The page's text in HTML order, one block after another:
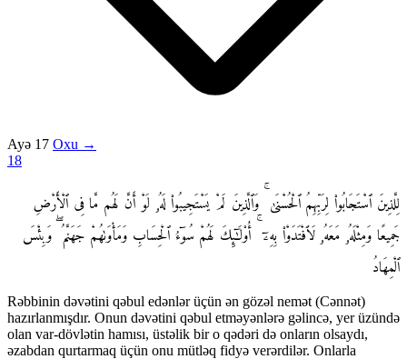
Ayə 17 Oxu →
18
لِلَّذِينَ ٱسْتَجَابُوا۟ لِرَبِّهِمُ ٱلْحُسْنَىٰ ۚ وَٱلَّذِينَ لَمْ يَسْتَجِيبُوا۟ لَهُۥ لَوْ أَنَّ لَهُم مَّا فِى ٱلْأَرْضِ
جَمِيعًا وَمِثْلَهُۥ مَعَهُۥ لَٱفْتَدَوْا۟ بِهِۦٓ ۚ أُو۟لَـٰٓئِكَ لَهُمْ سُوٓءُ ٱلْحِسَابِ وَمَأْوَىٰهُمْ جَهَنَّمُ ۖ وَبِئْسَ
ٱلْمِهَادُ
Rəbbinin dəvətini qəbul edənlər üçün ən gözəl nemət (Cənnət)
hazırlanmışdır. Onun dəvətini qəbul etməyənlərə gəlincə, yer üzündə
olan var-dövlətin hamısı, üstəlik bir o qədəri də onların olsaydı,
əzabdan qurtarmaq üçün onu mütləq fidyə verərdilər. Onlarla